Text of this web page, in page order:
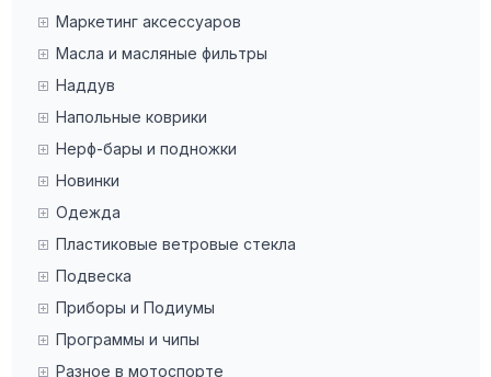
Маркетинг аксессуаров
Масла и масляные фильтры
Наддув
Напольные коврики
Нерф-бары и подножки
Новинки
Одежда
Пластиковые ветровые стекла
Подвеска
Приборы и Подиумы
Программы и чипы
Разное в мотоспорте